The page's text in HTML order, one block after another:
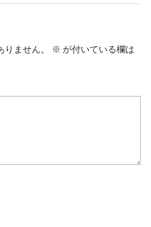
ません。 ※ が付いている欄は